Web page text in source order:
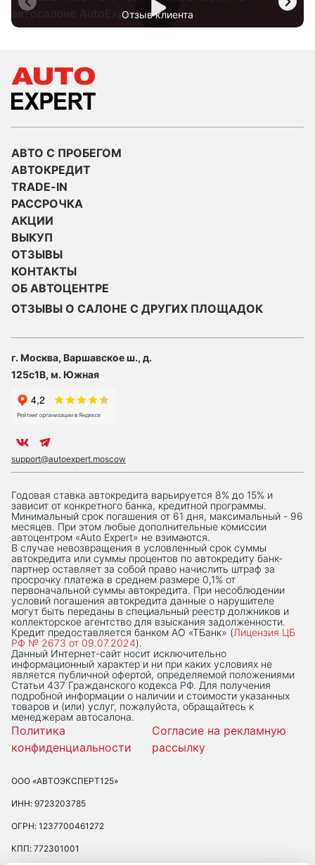
Отзыв клиента
АВТО С ПРОБЕГОМ
АВТОКРЕДИТ
TRADE-IN
РАССРОЧКА
АКЦИИ
ВЫКУП
ОТЗЫВЫ
КОНТАКТЫ
ОБ АВТОЦЕНТРЕ
ОТЗЫВЫ О САЛОНЕ С ДРУГИХ ПЛОЩАДОК
г. Москва, Варшавское ш., д.
125с1В, м. Южная
support@autoexpert.moscow
Годовая ставка автокредита варьируется 8% до 15% и
зависит от конкретного банка, кредитной программы.
Минимальный срок погашения от 61 дня, максимальный - 96
месяцев. При этом любые дополнительные комиссии
автоцентром «Auto Expert» не взимаются.
В случае невозвращения в условленный срок суммы
автокредита или суммы процентов по автокредиту банк-
партнер оставляет за собой право начислить штраф за
просрочку платежа в среднем размере 0,1% от
первоначальной суммы автокредита. При несоблюдении
условий погашения автокредита данные о нарушителе
могут быть переданы в специальный реестр должников и
коллекторское агентство для взыскания задолженности.
Кредит предоставляется банком АО «ТБанк» (Лицензия ЦБ
РФ № 2673 от 09.07.2024).
Данный Интернет-сaйт носит исключительно
информационный характер и ни при каких условиях не
является публичной офертой, определяемой положениями
Статьи 437 Гражданского кодекса РФ. Для получения
подробной информации о наличии и стоимости указанных
товаров и (или) услуг, пожалуйста, обращайтесь к
менеджерам автосалона.
Политика
конфиденциальности
Согласие на рекламную
рассылку
ООО «АВТОЭКСПЕРТ125»
ИНН: 9723203785
ОГРН: 1237700461272
КПП: 772301001